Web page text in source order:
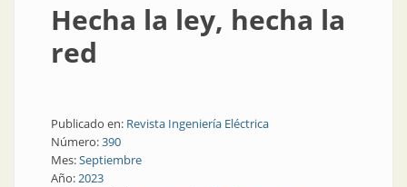
Hecha la ley, hecha la
red
Publicado en: Revista Ingeniería Eléctrica
Número:390
Mes:Septiembre
Año:2023